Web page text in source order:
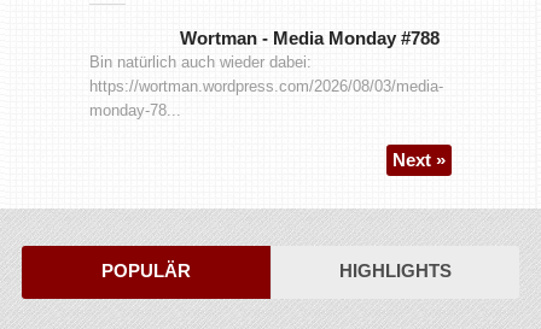
Wortman - Media Monday #788
Bin natürlich auch wieder dabei:
https://wortman.wordpress.com/2026/08/03/media-
monday-78...
Next »
POPULÄR HIGHLIGHTS